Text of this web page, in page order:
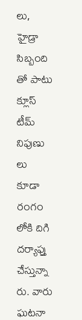
లు,
హైడ్రా
సిబ్బంది
తో పాటు
క్లూస్
టీమ్
నిపుణు
లు
కూడా
రంగం
లోకి దిగి
దర్యాప్తు
చేస్తున్నా
రు. వారు
ఘటనా